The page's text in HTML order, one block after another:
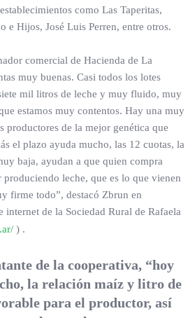
como Las Taperitas,
e Hijos, José Luis Perren, entre otros.
comercial de Hacienda de La
muy buenas. Casi todos los lotes
mil litros de leche y muy fluido, muy
estamos muy contentos. Hay una muy
productores de la mejor genética que
el plazo ayuda mucho, las 12 cuotas, la
baja, ayudan a que quien compra
produciendo leche, que es lo que vienen
firme todo”, destacó Zbrun en
internet de la Sociedad Rural de Rafaela
) .
de la cooperativa, “hoy
la relación maíz y litro de
para el productor, así